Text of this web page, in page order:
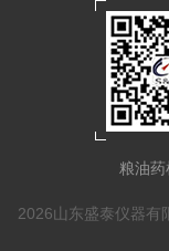
粮油
2026山东盛泰仪器